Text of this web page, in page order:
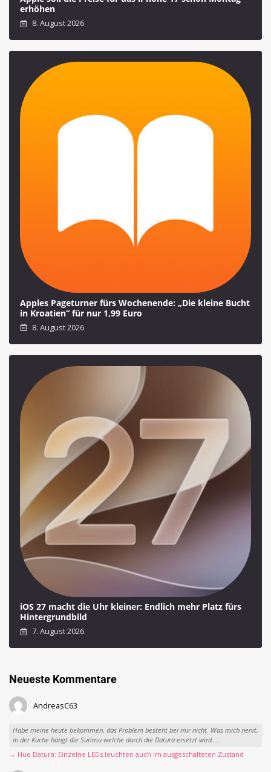
erhöhen
8. August 2026
Apples Pageturner fürs Wochenende: „Die kleine Bucht
in Kroatien“ für nur 1,99 Euro
8. August 2026
iOS 27 macht die Uhr kleiner: Endlich mehr Platz fürs
Hintergrundbild
7. August 2026
Neueste Kommentare
AndreasC63
Habe meine heute bekommen, das Problem besteht bei mir nicht. Was mich nervt,
in der Küche hängt die Surimu welche durch die Datura ersetzt wird....
→ Hue Datura: Einzelne LEDs leuchten auch im ausgeschalteten Zustand